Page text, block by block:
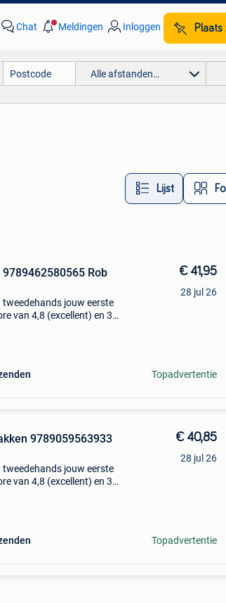
Chat Meldingen Inloggen Plaats
Alle afstanden…
Lijst
Rob
jouw eerste
van 4,8 (excellent) en 30
€ 41,95
28 jul 26
Topadvertentie
9789059563933
jouw eerste
van 4,8 (excellent) en 30
€ 40,85
28 jul 26
Topadvertentie